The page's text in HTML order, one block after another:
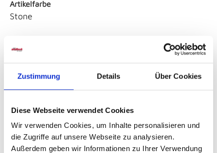
Zustimmung Details Über Cookies
Diese Webseite verwendet Cookies
Wir verwenden Cookies, um Inhalte personalisieren und
die Zugriffe auf unsere Webseite zu analysieren.
Außerdem geben wir Informationen zu Ihrer Verwendung
Artikelfarbe
Stone